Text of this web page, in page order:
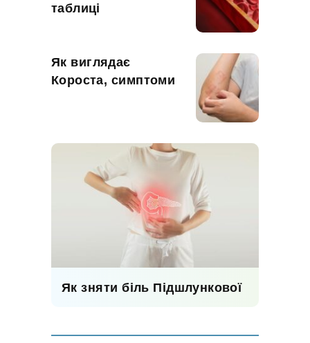
таблиці
Як виглядає
Короста, симптоми
Як зняти біль Підшлункової